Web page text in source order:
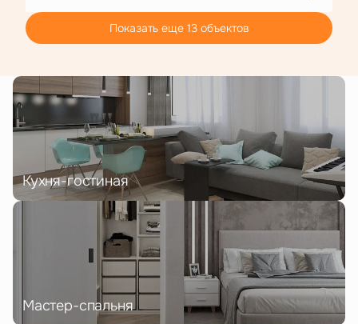
Показать еще 13 объектов
Кухня-гостиная
Мастер-спальня